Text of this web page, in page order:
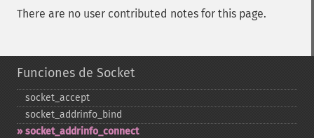
There are no user contributed notes for this page.
Funciones de Socket
socket_​accept
socket_​addrinfo_​bind
socket_​addrinfo_​connect